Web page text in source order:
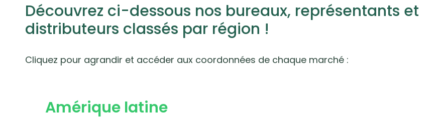
Découvrez ci-dessous nos bureaux, représentants et
distributeurs classés par région !
Cliquez pour agrandir et accéder aux coordonnées de chaque marché :
Amérique latine